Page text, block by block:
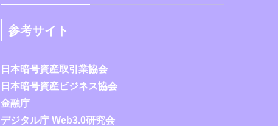
参考サイト
日本暗号資産取引業協会
日本暗号資産ビジネス協会
金融庁
デジタル庁 Web3.0研究会